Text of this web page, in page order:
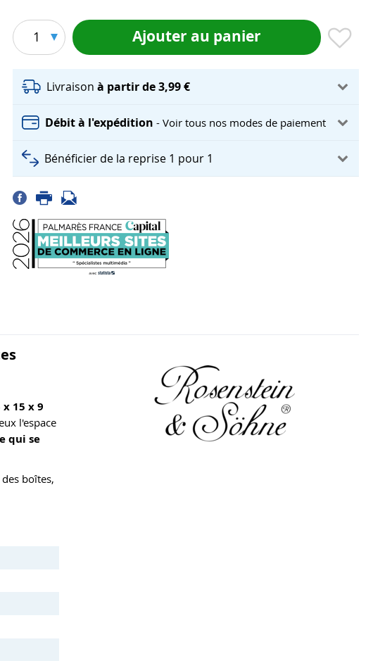
1 Ajouter au panier
Livraisonà partir de 3,99 €
Débit à l'expédition- Voir tous nos modes de paiement
Bénéficier de la reprise 1 pour 1
x 15 x 9
l'espace
qui se
boîtes,